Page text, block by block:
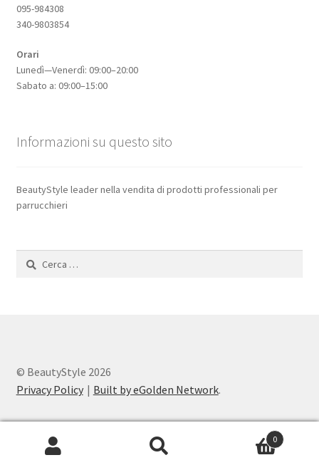
095-984308
340-9803854
Orari
Lunedì—Venerdì: 09:00–20:00
Sabato a: 09:00–15:00
Informazioni su questo sito
BeautyStyle leader nella vendita di prodotti professionali per
parrucchieri
Ricerca
© BeautyStyle 2026
Privacy Policy
Built by eGolden Network.
0